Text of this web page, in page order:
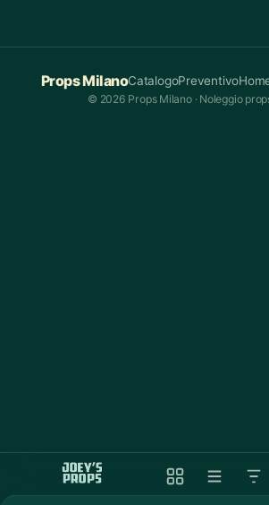
Props MilanoCatalogoPreventivo
© 2026 Props Milano · Noleggio